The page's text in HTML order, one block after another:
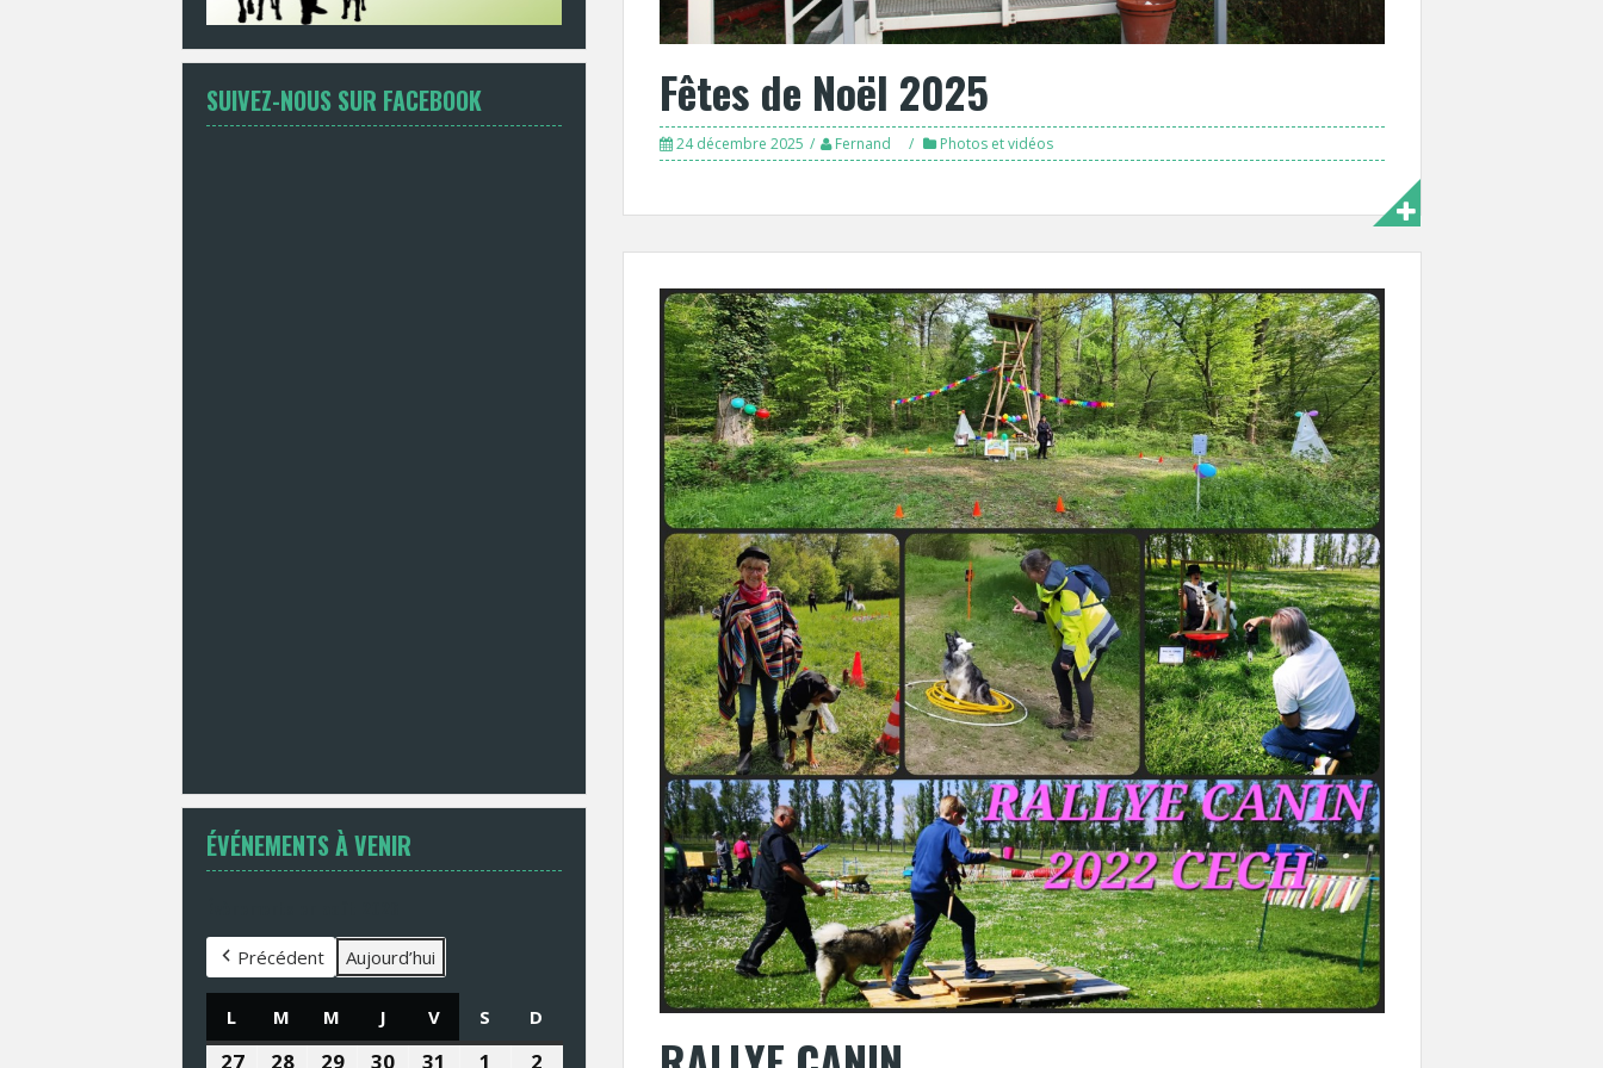
Fêtes de Noël 2025
24 décembre 2025 Fernand Photos et vidéos
SUIVEZ-NOUS SUR FACEBOOK
ÉVÉNEMENTS À VENIR
Précédent Aujourd’hui
L LUNDI
M MARDI
M MERCREDI
J JEUDIVVENDREDI
S SAMEDI
D
2727 2828 2929 30 31 1 2